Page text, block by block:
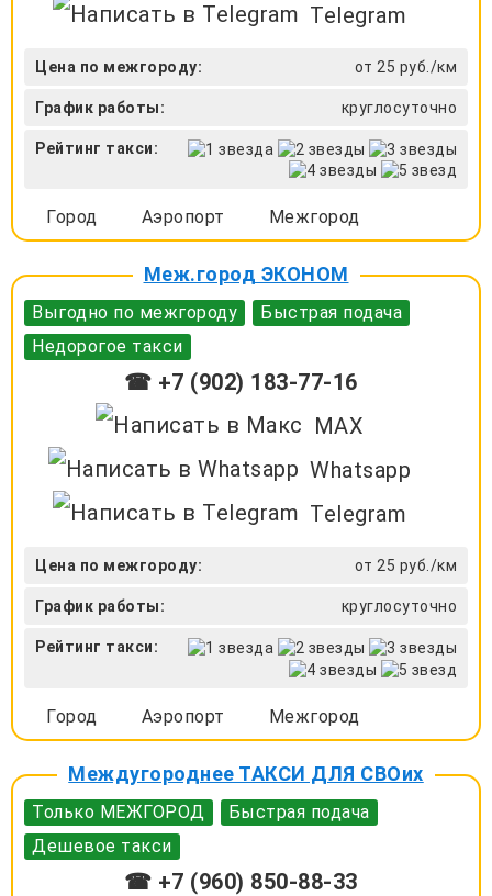
Telegram
Цена по межгороду: от 25 руб./км
График работы: круглосуточно
Рейтинг такси:
Город Аэропорт Межгород
Меж.город ЭКОНОМ
Выгодно по межгороду
Быстрая подача
Недорогое такси
☎ +7 (902) 183-77-16
MAX
Whatsapp
Telegram
Цена по межгороду: от 25 руб./км
График работы: круглосуточно
Рейтинг такси:
Город Аэропорт Межгород
Междугороднее ТАКСИ ДЛЯ СВОих
Только МЕЖГОРОД
Быстрая подача
Дешевое такси
☎ +7 (960) 850-88-33